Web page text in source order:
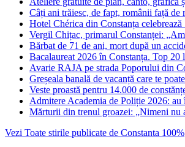
Câți ani trăiesc, de fapt, românii față
Hotel Chérica din Constanța
Vergil Chițac, primarul Constanței:
Bărbat de 71 de ani, mort după un
Bacalaureat 2026 în Constanța. Top 20
Avarie RAJA pe strada Poporului din
Greșeala banală de vacanță care te
Veste proastă pentru 14.000 de
Admitere Academia de Poliție 2026:
Mărturii din trenul groazei: „Nimeni nu
Vezi Toate stirile publicate de Constanta 100%